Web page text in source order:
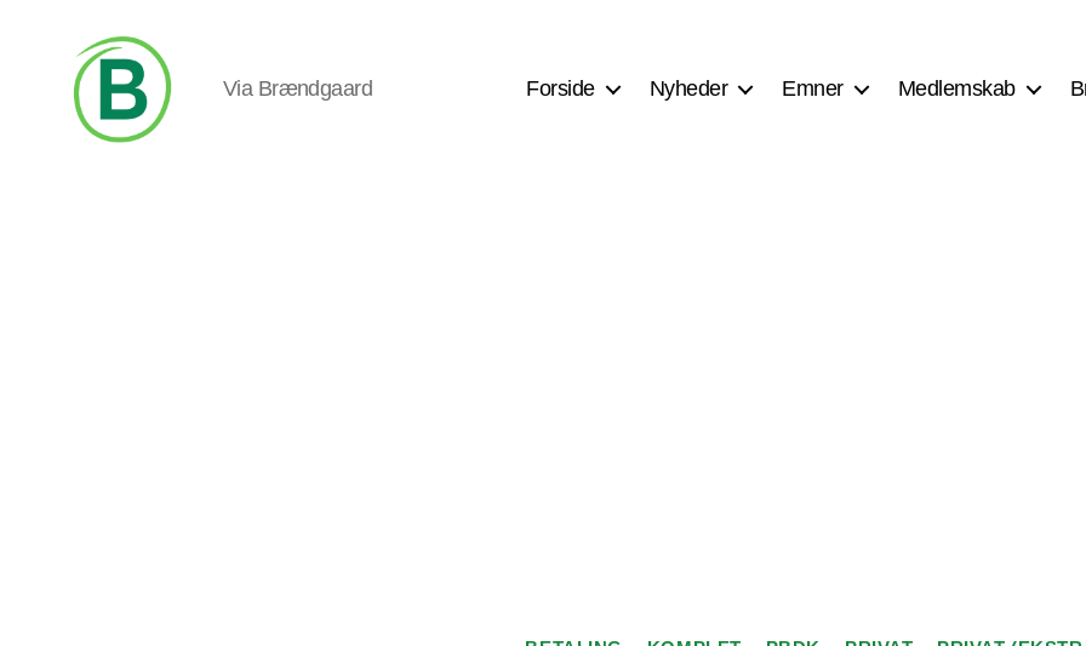
Via Brændgaard Forside Nyheder Emner Medlemskab
Kategorier